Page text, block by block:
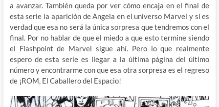
a avanzar. También queda por ver cómo encaja en el final de
esta serie la aparición de Angela en el universo Marvel y si es
verdad que esa no será la única sorpresa que tendremos con el
final. Por no hablar de que el miedo a que esto termine siendo
el Flashpoint de Marvel sigue ahí. Pero lo que realmente
espero de esta serie es llegar a la última página del último
número y encontrarme con que esa otra sorpresa es el regreso
de ¡ROM, El Caballero del Espacio!